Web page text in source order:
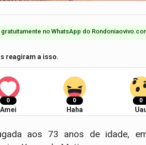
no WhatsApp do
reagiram a isso.
0
Amei
0
Haha
0
aos 73 anos de idade,